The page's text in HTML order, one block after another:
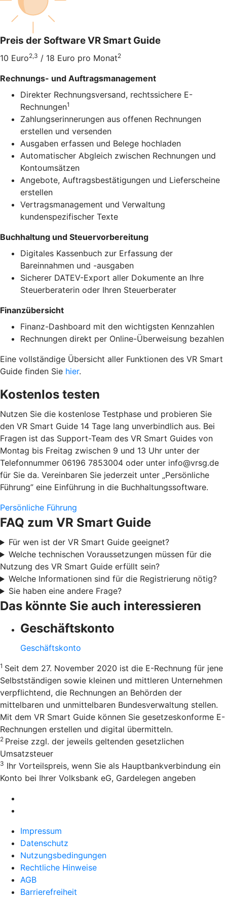
Preis der Software VR Smart Guide
10 Euro2,3 / 18 Euro pro Monat2
Rechnungs- und Auftragsmanagement
Direkter Rechnungsversand, rechtssichere E-
Rechnungen1
Zahlungserinnerungen aus offenen Rechnungen
erstellen und versenden
Ausgaben erfassen und Belege hochladen
Automatischer Abgleich zwischen Rechnungen und
Kontoumsätzen
Angebote, Auftragsbestätigungen und Lieferscheine
erstellen
Vertragsmanagement und Verwaltung
kundenspezifischer Texte
Buchhaltung und Steuervorbereitung
Digitales Kassenbuch zur Erfassung der
Bareinnahmen und -ausgaben
Sicherer DATEV-Export aller Dokumente an Ihre
Steuerberaterin oder Ihren Steuerberater
Finanzübersicht
Finanz-Dashboard mit den wichtigsten Kennzahlen
Rechnungen direkt per Online-Überweisung bezahlen
Eine vollständige Übersicht aller Funktionen des VR Smart
Guide finden Sie hier.
Kostenlos testen
Nutzen Sie die kostenlose Testphase und probieren Sie
den VR Smart Guide 14 Tage lang unverbindlich aus. Bei
Fragen ist das Support-Team des VR Smart Guides von
Montag bis Freitag zwischen 9 und 13 Uhr unter der
Telefonnummer 06196 7853004 oder unter info@vrsg.de
für Sie da. Vereinbaren Sie jederzeit unter „Persönliche
Führung” eine Einführung in die Buchhaltungssoftware.
Persönliche Führung
FAQ zum VR Smart Guide
Für wen ist der VR Smart Guide geeignet?
Welche technischen Voraussetzungen müssen für die
Nutzung des VR Smart Guide erfüllt sein?
Welche Informationen sind für die Registrierung nötig?
Sie haben eine andere Frage?
Das könnte Sie auch interessieren
Geschäftskonto
Geschäftskonto
1 Seit dem 27. November 2020 ist die E-Rechnung für jene
Selbstständigen sowie kleinen und mittleren Unternehmen
verpflichtend, die Rechnungen an Behörden der
mittelbaren und unmittelbaren Bundesverwaltung stellen.
Mit dem VR Smart Guide können Sie gesetzeskonforme E-
Rechnungen erstellen und digital übermitteln.
2 Preise zzgl. der jeweils geltenden gesetzlichen
Umsatzsteuer
3 Ihr Vorteilspreis, wenn Sie als Hauptbankverbindung ein
Konto bei Ihrer Volksbank eG, Gardelegen angeben
Impressum
Datenschutz
Nutzungsbedingungen
Rechtliche Hinweise
AGB
Barrierefreiheit